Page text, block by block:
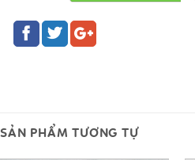
SẢN PHẨM TƯƠNG TỰ